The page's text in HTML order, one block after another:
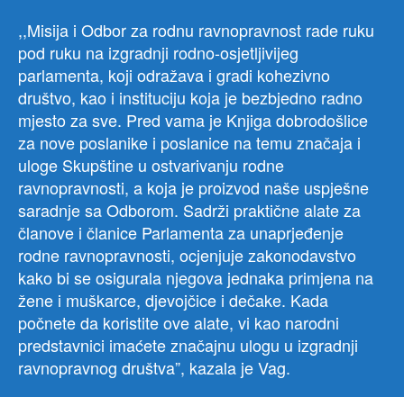
,,Misija i Odbor za rodnu ravnopravnost rade ruku
pod ruku na izgradnji rodno-osjetljivijeg
parlamenta, koji odražava i gradi kohezivno
društvo, kao i instituciju koja je bezbjedno radno
mjesto za sve. Pred vama je Knjiga dobrodošlice
za nove poslanike i poslanice na temu značaja i
uloge Skupštine u ostvarivanju rodne
ravnopravnosti, a koja je proizvod naše uspješne
saradnje sa Odborom. Sadrži praktične alate za
članove i članice Parlamenta za unaprjeđenje
rodne ravnopravnosti, ocjenjuje zakonodavstvo
kako bi se osigurala njegova jednaka primjena na
žene i muškarce, djevojčice i dečake. Kada
počnete da koristite ove alate, vi kao narodni
predstavnici imaćete značajnu ulogu u izgradnji
ravnopravnog društva”, kazala je Vag.